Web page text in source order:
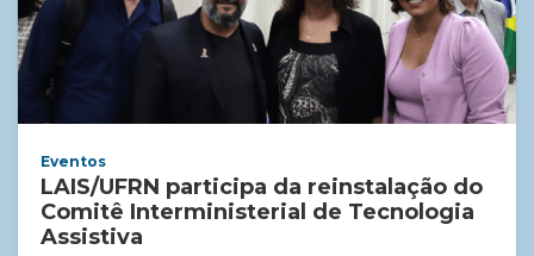
Eventos
LAIS/UFRN participa da reinstalação do
Comitê Interministerial de Tecnologia
Assistiva